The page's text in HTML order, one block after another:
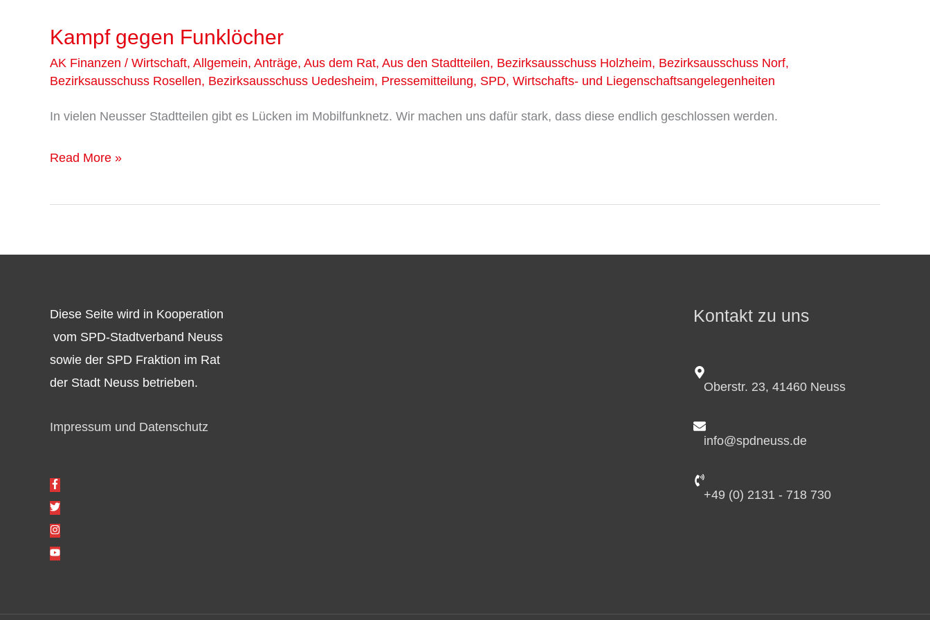
Kampf gegen Funklöcher
AK Finanzen / Wirtschaft, Allgemein, Anträge, Aus dem Rat, Aus den Stadtteilen, Bezirksausschuss Holzheim, Bezirksausschuss Norf,
Bezirksausschuss Rosellen, Bezirksausschuss Uedesheim, Pressemitteilung, SPD, Wirtschafts- und Liegenschaftsangelegenheiten
In vielen Neusser Stadtteilen gibt es Lücken im Mobilfunknetz. Wir machen uns dafür stark, dass diese endlich geschlossen werden.
Kampf
gegen
Funklöcher
Read More »
Diese Seite wird in Kooperation
vom SPD-Stadtverband Neuss
sowie der SPD Fraktion im Rat
der Stadt Neuss betrieben.
Impressum und Datenschutz
Kontakt zu uns
Oberstr. 23, 41460 Neuss
info@spdneuss.de
+49 (0) 2131 - 718 730